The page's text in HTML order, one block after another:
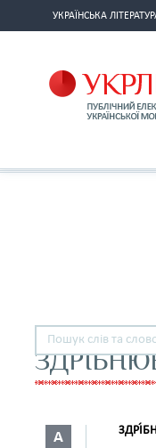
УКРАЇНСЬКА
А